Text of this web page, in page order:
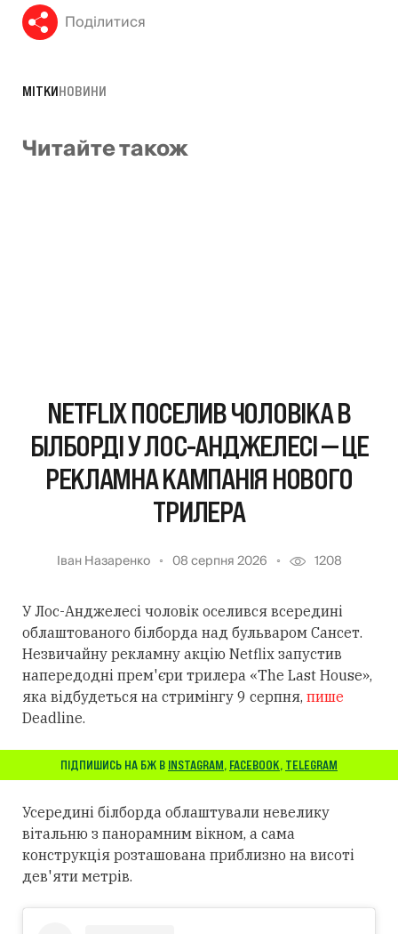
Поділитися
МІТКИНОВИНИ
Читайте також
NETFLIX ПОСЕЛИВ ЧОЛОВІКА В
БІЛБОРДІ У ЛОС-АНДЖЕЛЕСІ — ЦЕ
РЕКЛАМНА КАМПАНІЯ НОВОГО
ТРИЛЕРА
Іван Назаренко 08 серпня 2026 1208
У Лос-Анджелесі чоловік оселився всередині
облаштованого білборда над бульваром Сансет.
Незвичайну рекламну акцію Netflix запустив
напередодні прем'єри трилера «The Last House»,
яка відбудеться на стримінгу 9 серпня, пише
Deadline.
ПІДПИШИСЬ НА БЖ В INSTAGRAM, FACEBOOK, TELEGRAM
Усередині білборда облаштували невелику
вітальню з панорамним вікном, а сама
конструкція розташована приблизно на висоті
дев'яти метрів.